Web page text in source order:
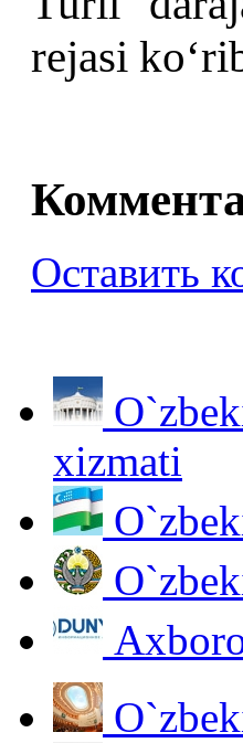
rejasi
Оставить
xizmati